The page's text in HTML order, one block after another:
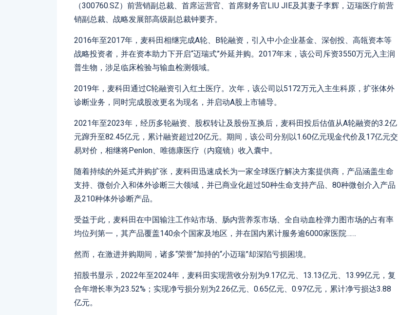
（300760.SZ）前营销副总裁、首席运营官、首席财务官LIU JIE及其妻子李辉，迈瑞医疗前营
销副总裁、战略发展部高级副总裁钟要齐。
2016年至2017年，麦科田相继完成A轮、B轮融资，引入中小企业基金、深创投、高瓴资本等
战略投资者，并在资本助力下开启“迈瑞式”外延并购。2017年末，该公司斥资3550万元入主润
普生物，涉足临床检验与输血检测领域。
2019年，麦科田通过C轮融资引入红土医疗。次年，该公司以5172万元入主生科原，扩张体外
诊断业务，同时完成股改更名为现名，并启动A股上市辅导。
2021年至2023年，经历多轮融资、股权转让及股份互换后，麦科田投后估值从A轮融资的3.2亿
元蹿升至82.45亿元，累计融资超过20亿元。期间，该公司分别以1.60亿元现金代价及17亿元交
易对价，相继将Penlon、唯德康医疗（内窥镜）收入囊中。
随着持续的外延式并购扩张，麦科田迅速成长为一家全球医疗解决方案提供商，产品涵盖生命
支持、微创介入和体外诊断三大领域，并已商业化超过50种生命支持产品、80种微创介入产品
及210种体外诊断产品。
受益于此，麦科田在中国输注工作站市场、肠内营养泵市场、全自动血栓弹力图市场的占有率
均位列第一，其产品覆盖140余个国家及地区，并在国内累计服务逾6000家医院……
然而，在激进并购期间，诸多“荣誉”加持的“小迈瑞”却深陷亏损困境。
招股书显示，2022年至2024年，麦科田实现营收分别为9.17亿元、13.13亿元、13.99亿元，复
合年增长率为23.52%；实现净亏损分别为2.26亿元、0.65亿元、0.97亿元，累计净亏损达3.88
亿元。